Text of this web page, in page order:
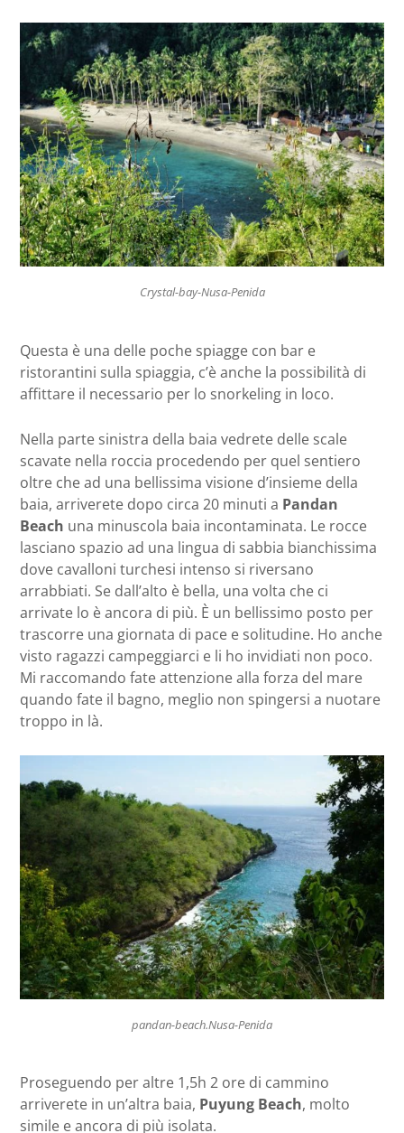
Crystal-bay-Nusa-Penida
Questa è una delle poche spiagge con bar e
ristorantini sulla spiaggia, c’è anche la possibilità di
affittare il necessario per lo snorkeling in loco.
Nella parte sinistra della baia vedrete delle scale
scavate nella roccia procedendo per quel sentiero
oltre che ad una bellissima visione d’insieme della
baia, arriverete dopo circa 20 minuti a Pandan
Beach una minuscola baia incontaminata. Le rocce
lasciano spazio ad una lingua di sabbia bianchissima
dove cavalloni turchesi intenso si riversano
arrabbiati. Se dall’alto è bella, una volta che ci
arrivate lo è ancora di più. È un bellissimo posto per
trascorre una giornata di pace e solitudine. Ho anche
visto ragazzi campeggiarci e li ho invidiati non poco.
Mi raccomando fate attenzione alla forza del mare
quando fate il bagno, meglio non spingersi a nuotare
troppo in là.
pandan-beach.Nusa-Penida
Proseguendo per altre 1,5h 2 ore di cammino
arriverete in un’altra baia, Puyung Beach, molto
simile e ancora di più isolata.